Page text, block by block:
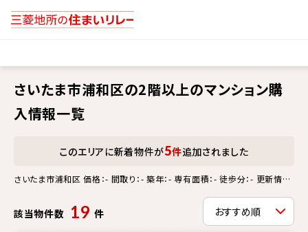
さいたま市浦和区の2階以上のマンション購
入情報一覧
このエリアに新着物件が5件追加されました
さいたま市浦和区 価格：- 間取り：- 築年：- 専有面積：- 徒歩分：- 更新情
該当物件数 19 件